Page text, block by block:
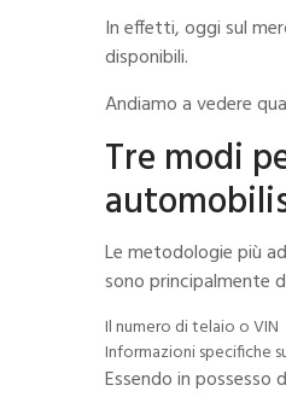
In effetti, oggi sul
disponibili.
Andiamo a vedere
Tre modi
Le metodologie più
sono principalmente
Il numero di telaio o VIN
Informazioni specifiche
Essendo in